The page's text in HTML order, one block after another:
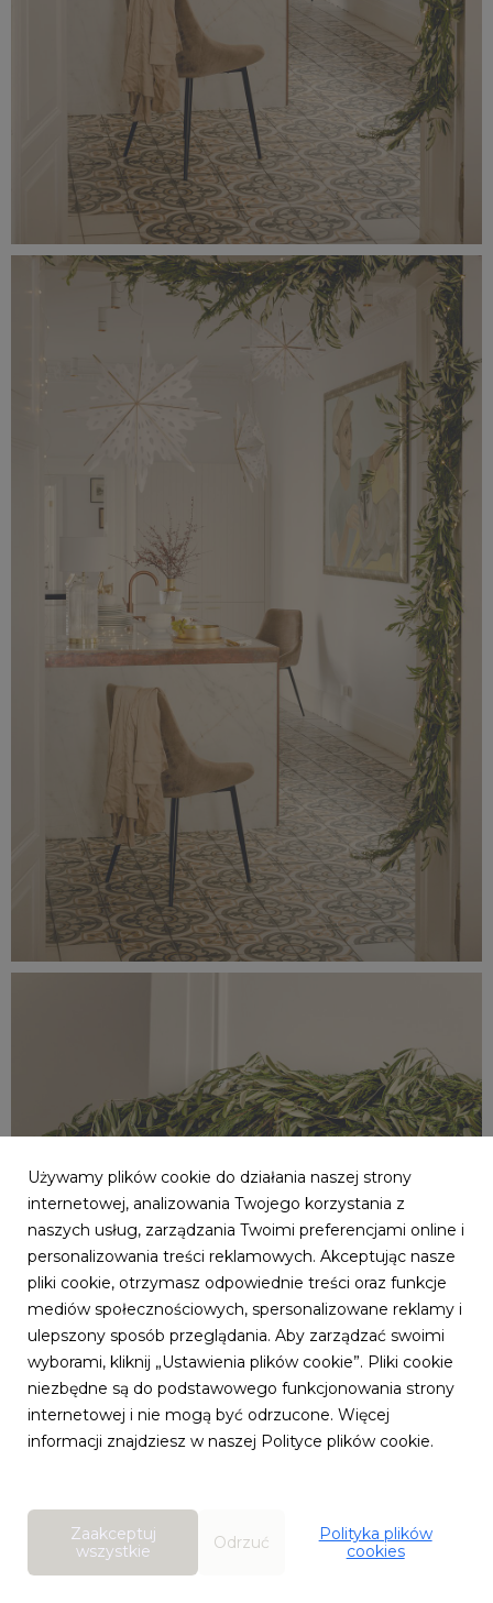
_56A0166.jpeg
_56A0156.jpeg
Używamy plików cookie do działania naszej strony
internetowej, analizowania Twojego korzystania z
naszych usług, zarządzania Twoimi preferencjami online i
personalizowania treści reklamowych. Akceptując nasze
pliki cookie, otrzymasz odpowiednie treści oraz funkcje
mediów społecznościowych, spersonalizowane reklamy i
ulepszony sposób przeglądania. Aby zarządzać swoimi
wyborami, kliknij „Ustawienia plików cookie”. Pliki cookie
niezbędne są do podstawowego funkcjonowania strony
internetowej i nie mogą być odrzucone. Więcej
informacji znajdziesz w naszej Polityce plików cookie.
Zaakceptuj
wszystkie
Odrzuć
Polityka plików
cookies